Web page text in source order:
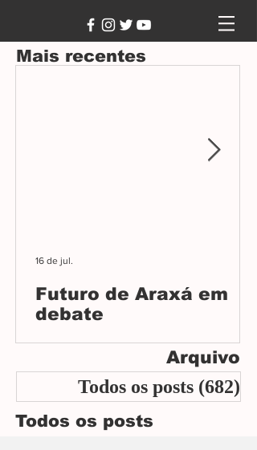
Mais recentes
Futuro de Araxá em
debate
Audiência pública na Câmara debateu o
Plano Diretor, projeto que orientará o
crescimento e o desenvolvimento de Araxá
nas próximas décadas.
16 de jul.
Arquivo
Todos os posts (682)
Todos os posts